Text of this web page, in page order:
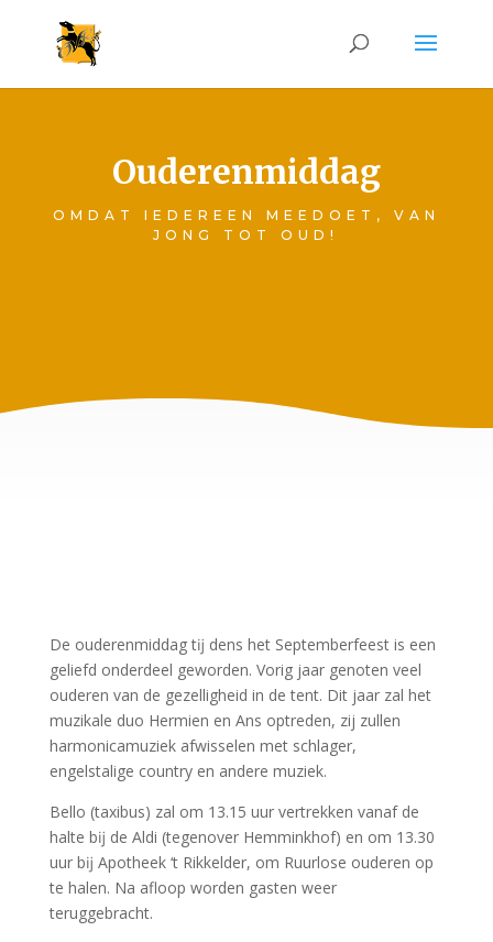
Ouderenmiddag
OMDAT IEDEREEN MEEDOET, VAN
JONG TOT OUD!
De ouderenmiddag tĳ dens het Septemberfeest is een
geliefd onderdeel geworden. Vorig jaar genoten veel
ouderen van de gezelligheid in de tent. Dit jaar zal het
muzikale duo Hermien en Ans optreden, zij zullen
harmonicamuziek afwisselen met schlager,
engelstalige country en andere muziek.
Bello (taxibus) zal om 13.15 uur vertrekken vanaf de
halte bĳ de Aldi (tegenover Hemminkhof) en om 13.30
uur bĳ Apotheek ‘t Rikkelder, om Ruurlose ouderen op
te halen. Na afloop worden gasten weer
teruggebracht.